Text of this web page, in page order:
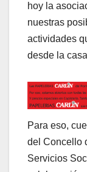
hoy la
nuestras
actividades
desde la
Para eso,
del Concello
Servicios